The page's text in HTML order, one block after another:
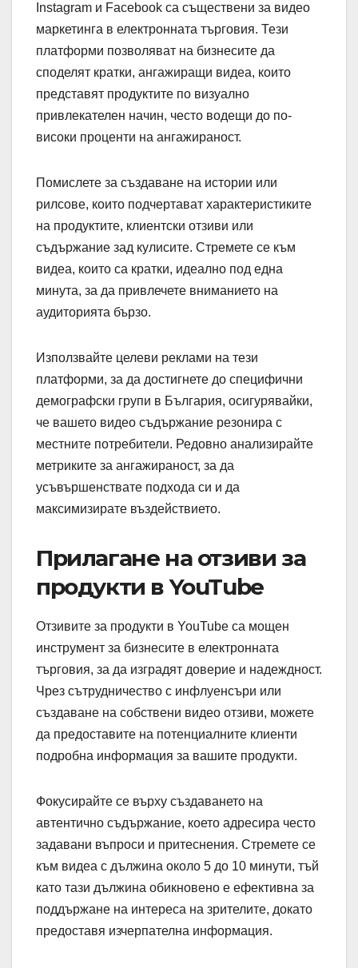
Instagram и Facebook са съществени за видео
маркетинга в електронната търговия. Тези
платформи позволяват на бизнесите да
споделят кратки, ангажиращи видеа, които
представят продуктите по визуално
привлекателен начин, често водещи до по-
високи проценти на ангажираност.
Помислете за създаване на истории или
рилсове, които подчертават характеристиките
на продуктите, клиентски отзиви или
съдържание зад кулисите. Стремете се към
видеа, които са кратки, идеално под една
минута, за да привлечете вниманието на
аудиторията бързо.
Използвайте целеви реклами на тези
платформи, за да достигнете до специфични
демографски групи в България, осигурявайки,
че вашето видео съдържание резонира с
местните потребители. Редовно анализирайте
метриките за ангажираност, за да
усъвършенствате подхода си и да
максимизирате въздействието.
Прилагане на отзиви за
продукти в YouTube
Отзивите за продукти в YouTube са мощен
инструмент за бизнесите в електронната
търговия, за да изградят доверие и надеждност.
Чрез сътрудничество с инфлуенсъри или
създаване на собствени видео отзиви, можете
да предоставите на потенциалните клиенти
подробна информация за вашите продукти.
Фокусирайте се върху създаването на
автентично съдържание, което адресира често
задавани въпроси и притеснения. Стремете се
към видеа с дължина около 5 до 10 минути, тъй
като тази дължина обикновено е ефективна за
поддържане на интереса на зрителите, докато
предоставя изчерпателна информация.